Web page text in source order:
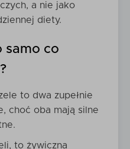
a nie jako
diety.
samo co
to dwa zupełnie
choć oba mają silne
to żywiczna